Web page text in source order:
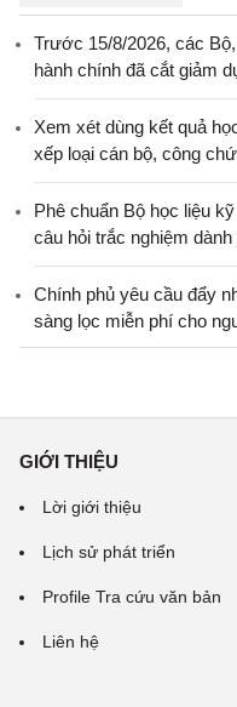
Trước 15/8/2026, các
hành chính đã cắt giảm
Xem xét dùng kết quả
xếp loại cán bộ, công
Phê chuẩn Bộ học liệu
câu hỏi trắc nghiệm
Chính phủ yêu cầu đẩy
sàng lọc miễn phí cho
GIỚI THIỆU
Lời giới thiệu
Lịch sử phát triển
Profile Tra cứu văn bản
Liên hệ